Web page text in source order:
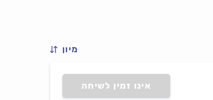
מיון
אינו זמין לשיחה